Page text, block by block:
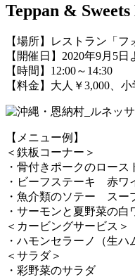
Teppan &
【場所】レストラン「フ
【開催日】2020年9月5
【時間】12:00～14:30
【料金】大人￥3,000、
【メニュー例】
＜鉄板コーナー＞
・骨付きポークのロー
・ビーフステーキ 赤ワ
・魚介類のソテー ス
・サーモンと夏野菜の
＜カービングサービス＞
・ハモンセラーノ（生ハ
＜サラダ＞
・彩野菜のサラダ